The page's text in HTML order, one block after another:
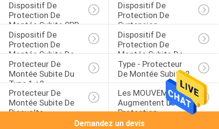
Dispositif De
Protection De
Montée Subite SPD
Dispositif De
Protection De
Surtension
Dispositif De
Protection De
Montée Subite De
C.C
Dispositif De
Protection De
Montée Subite De
LED
Protecteur De
Montée Subite Du
Type 1 +2
Type - Protecteur
De Montée Subite 2
Protecteur De
Montée Subite De
Picovolte
Les MOUVEMENTS
Augmentent La
Protection
Demandez un devis